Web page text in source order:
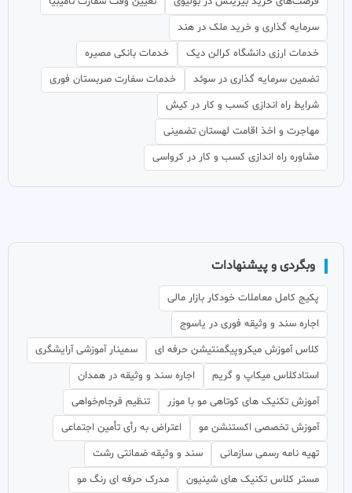
سرمایه گذاری و خرید ملک در هند
خدمات ارزی دانشگاه کرالن دیک
خدمات بانکی مصیره
تضمین سرمایه گذاری در سوئد
خدمات سفارت صربستان فوری
شرایط راه اندازی کسب و کار در کیش
مهاجرت و اخذ اقامت لهستان تضمینی
مشاوره راه اندازی کسب و کار در کرواسی
وبگردی و پیشنهادات
پکیج کامل معاملات خودکار بازار مالی
اجاره سند و وثیقه فوری در یاسوج
کلاس آموزش میکروپیگمنتیشن حرفه ای
سمینار آموزشی آرایشگری
استادکلاس میکاپ و گریم
اجاره سند و وثیقه در همدان
آموزش تکنیک های کوتاهی مو با موزر
تنظیم فرجام‌خواهی
آموزش تخصصی اکستنشن مو
اعتراض به رأی تأمین اجتماعی
تهیه نامه رسمی سازمانی
سند و وثیقه ضمانتی رشت
مستر کلاس تکنیک های شینیون
مدرک حرفه ای رنگ مو